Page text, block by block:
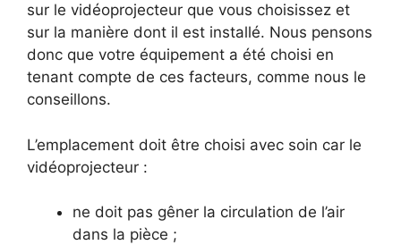
sur le vidéoprojecteur que vous choisissez et
sur la manière dont il est installé. Nous pensons
donc que votre équipement a été choisi en
tenant compte de ces facteurs, comme nous le
conseillons.
L’emplacement doit être choisi avec soin car le
vidéoprojecteur :
ne doit pas gêner la circulation de l’air
dans la pièce ;